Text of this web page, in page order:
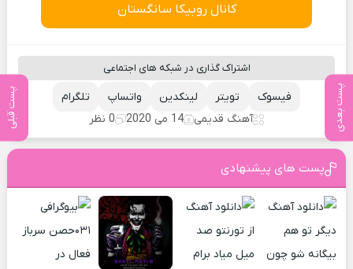
پست بعدی پست قبلی
کانال روبیکا سانگستان
اشتراک گذاری در شبکه های اجتماعی
تلگرام واتساپ لینکدین تویتر
فیسوک
آهنگ قدیمی
14 می 2020 0 نظر
پست های پیشنهادی